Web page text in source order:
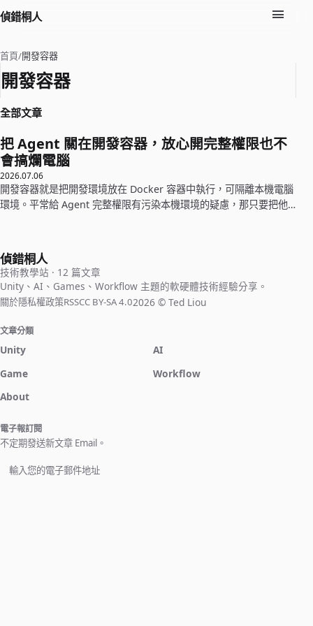
偵錯桐人
首頁/開發容器
開發容器
全部文章
把 Agent 關在開發容器，放心開完整權限也不
會搞爛電腦
2026.07.06
開發容器就是把開發環境放在 Docker 容器中執行，可隔離本機電腦
環境。平常給 Agent 完整權限有污染本機環境的疑慮，那只要把他
偵錯桐人
技術教學站 · 12 篇文章
Unity、AI、Games、Workflow 主題的軟硬體技術經驗分享。
關於隱私權政策RSSCC BY-SA 4.02026 © Ted Liou
文章分類
Unity
AI
Game
Workflow
About
電子報訂閱
不定期發送新文章 Email。